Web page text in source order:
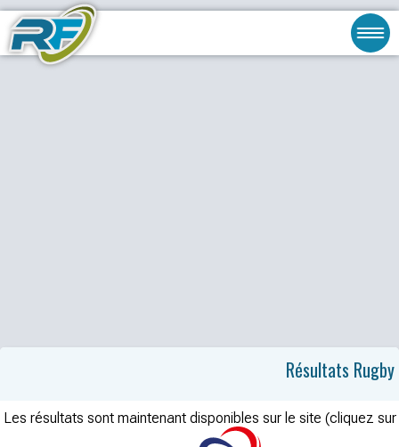
Résultats Rugby
Les résultats sont maintenant disponibles sur le site (cliquez sur